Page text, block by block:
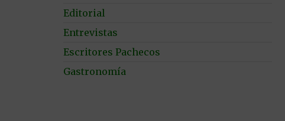
Editorial
Entrevistas
Escritores Pachecos
Gastronomía